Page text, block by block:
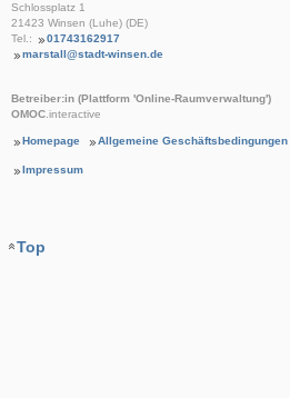
Schlossplatz 1
21423 Winsen (Luhe) (DE)
Tel.:
01743162917
marstall@stadt-winsen.de
Betreiber:in (Plattform 'Online-Raumverwaltung')
OMOC.interactive
Homepage Allgemeine Geschäftsbedingungen
Impressum
Top